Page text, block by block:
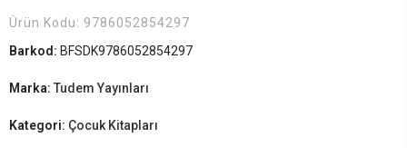
Ürün Kodu: 9786052854297
Barkod: BFSDK9786052854297
Marka: Tudem Yayınları
Kategori: Çocuk Kitapları